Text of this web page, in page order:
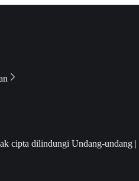
cipta dilindungi Undang-undang |